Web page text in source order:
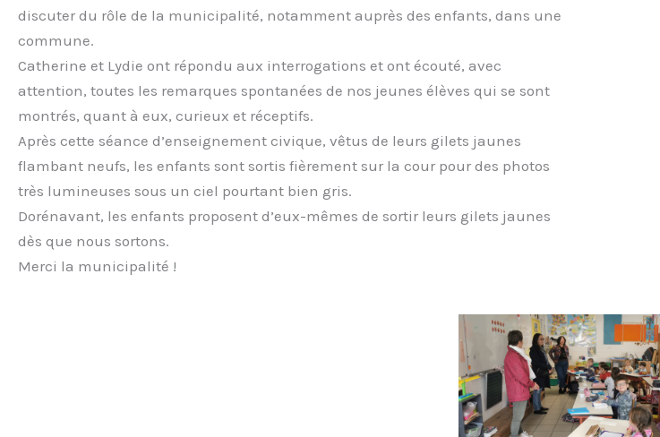
discuter du rôle de la municipalité, notamment auprès des enfants, dans une
commune.
Catherine et Lydie ont répondu aux interrogations et ont écouté, avec
attention, toutes les remarques spontanées de nos jeunes élèves qui se sont
montrés, quant à eux, curieux et réceptifs.
Après cette séance d’enseignement civique, vêtus de leurs gilets jaunes
flambant neufs, les enfants sont sortis fièrement sur la cour pour des photos
très lumineuses sous un ciel pourtant bien gris.
Dorénavant, les enfants proposent d’eux-mêmes de sortir leurs gilets jaunes
dès que nous sortons.
Merci la municipalité !